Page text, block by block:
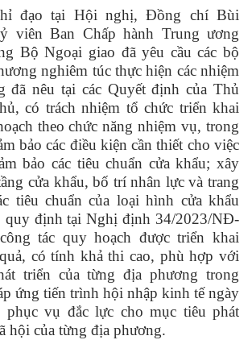
đạo tại Hội nghị, Đồng chí Bùi
viên Ban Chấp hành Trung ương
Bộ Ngoại giao đã yêu cầucác bộ
nghiêm túc thực hiện các nhiệm
đã nêu tại các Quyết định của Thủ
có trách nhiệm tổ chức triển khai
theo chức năng nhiệm vụ, trong
bảo các điều kiện cần thiết cho việc
bảo các tiêu chuẩn cửa khẩu; xây
cửa khẩu, bố trí nhân lực và trang
tiêu chuẩn của loại hình cửa khẩu
quy định tại Nghị định 34/2023/NĐ-
tác quy hoạch được triển khai
có tính khả thi cao, phù hợp với
triển của từng địa phương trong
ứng tiến trình hội nhập kinh tế ngày
phục vụ đắc lực cho mục tiêu phát
hội của từng địa phương.